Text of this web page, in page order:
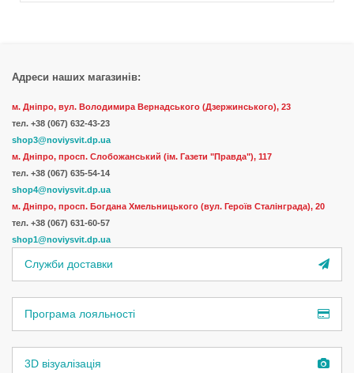
Адреси наших магазинів:
м. Дніпро, вул. Володимира Вернадського (Дзержинського), 23
тел. +38 (067) 632-43-23
shop3@noviysvit.dp.ua
м. Дніпро, просп. Слобожанський (ім. Газети "Правда"), 117
тел. +38 (067) 635-54-14
shop4@noviysvit.dp.ua
м. Дніпро, просп. Богдана Хмельницького (вул. Героїв Сталінграда), 20
тел. +38 (067) 631-60-57
shop1@noviysvit.dp.ua
Служби доставки
Програма лояльності
3D візуалізація